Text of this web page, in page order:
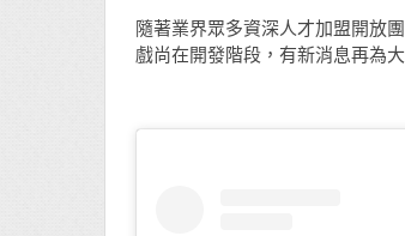
隨著業界眾多資深人才加盟開放
戲尚在開發階段，有新消息再為